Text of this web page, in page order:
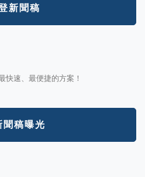
新聞稿
快速、最便捷的方案！
聞稿曝光